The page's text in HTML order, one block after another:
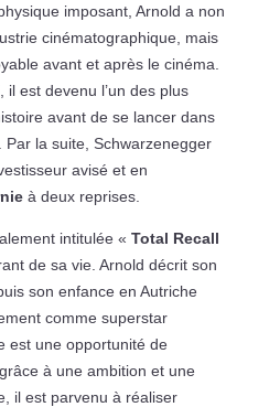
imposant, Arnold a non
cinématographique, mais
avant et après le cinéma.
il est devenu l’un des plus
avant de se lancer dans
la suite, Schwarzenegger
avisé et en
à deux reprises.
intitulée « Total Recall
de sa vie. Arnold décrit son
son enfance en Autriche
comme superstar
est une opportunité de
à une ambition et une
il est parvenu à réaliser